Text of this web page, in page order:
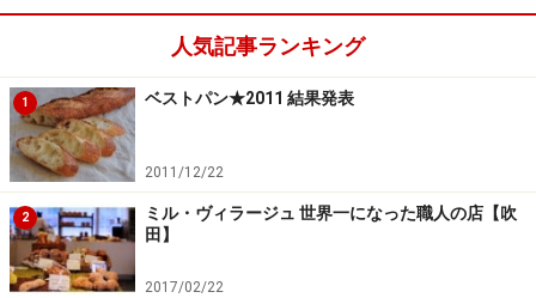
人気記事ランキング
1 ベストパン★2011 結果発表
2011/12/22
2
ミル・ヴィラージュ 世界一になった職人の店【吹
田】
2017/02/22